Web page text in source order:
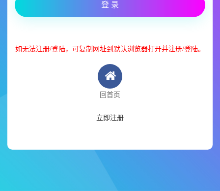
登 录
如无法注册/登陆，可复制网址到默认浏览器打开并注册/登陆。
回首页
立即注册